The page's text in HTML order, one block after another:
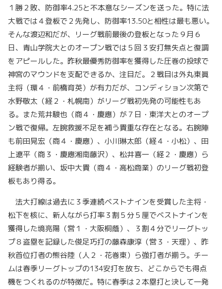
１勝２敗、防御率4.25と不本意なシーズンを送った。特に法
大戦では４登板で２先発し、防御率13.50と相性は最も悪い。
そんな渡辺和だが、リーグ戦前最後の登板となった９月６
日、青山学院大とのオープン戦では５回３安打無失点と復調
をアピールした。昨秋最優秀防御率を獲得した圧巻の投球で
神宮のマウンドを支配できるか、注目だ。２戦目は外丸東眞
主将（環４・前橋育英）が有力だが、コンディション次第で
水野敬太（経２・札幌南）がリーグ戦初先発の可能性もあ
る。また荒井駿也（商４・慶應）が７日・東洋大とのオープ
ン戦で復帰。左腕救援不足を補う貴重な存在となる。右腕陣
も前田晃宏（商４・慶應）、小川琳太郎（経４・小松）、田
上遼平（商３・慶應湘南藤沢）、松井喜一（経２・慶應）ら
経験者が揃い、坂中大貴（商４・高松商業）のリーグ戦初登
板もあり得る。
法大打線は過去に３季連続ベストナインを受賞した主将・
松下を核に、新人ながら打率３割５分５厘でベストナインを
獲得した境亮陽（営１・大阪桐蔭）、３割４分でリーグトッ
プ８盗塁を記録した俊足巧打の藤森康淳（営３・天理）、昨
秋首位打者の熊谷陸（人２・花巻東）ら強打者が揃う。チー
ムは春季リーグトップの134安打を放ち、どこからでも得点
機をつくれるのが特徴だ。特に春季は２本塁打と決して一発